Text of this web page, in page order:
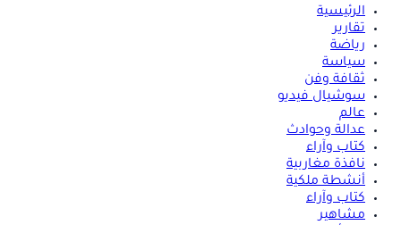
الرئيسية
تقارير
رياضة
سياسة
ثقافة وفن
سوشيال فيديو
عالم
عدالة وحوادث
كتاب وآراء
نافذة مغاربية
أنشطة ملكية
كتاب وآراء
مشاهير